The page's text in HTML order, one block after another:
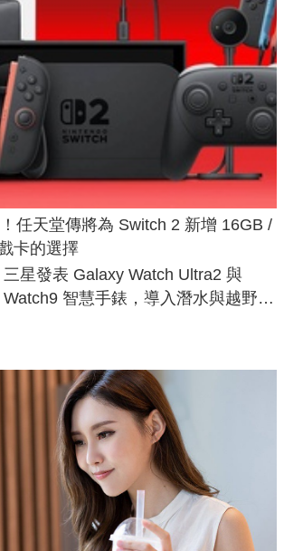
任天堂傳將為 Switch 2 新增 16GB /
卡的選擇
三星發表 Galaxy Watch Ultra2 與
Watch9 智慧手錶，導入潛水與越野跑